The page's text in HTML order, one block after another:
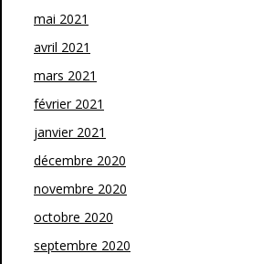
mai 2021
avril 2021
mars 2021
février 2021
janvier 2021
décembre 2020
novembre 2020
octobre 2020
septembre 2020